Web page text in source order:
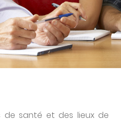
de santé et des lieux de